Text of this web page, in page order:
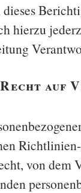
hierzu
auf
von dem